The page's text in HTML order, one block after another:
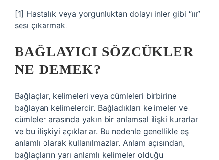
[1] Hastalık veya yorgunluktan dolayı inler gibi “ııı”
sesi çıkarmak.
BAĞLAYICI SÖZCÜKLER
NE DEMEK?
Bağlaçlar, kelimeleri veya cümleleri birbirine
bağlayan kelimelerdir. Bağladıkları kelimeler ve
cümleler arasında yakın bir anlamsal ilişki kurarlar
ve bu ilişkiyi açıklarlar. Bu nedenle genellikle eş
anlamlı olarak kullanılmazlar. Anlam açısından,
bağlaçların yarı anlamlı kelimeler olduğu